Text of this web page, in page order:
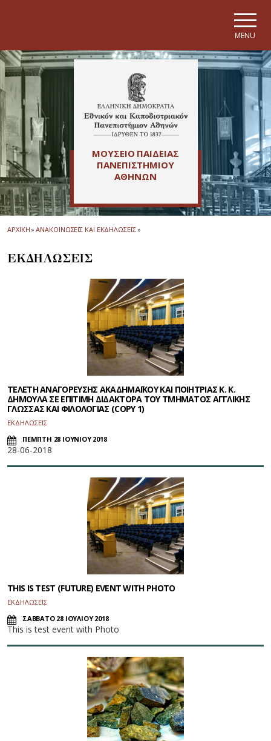
MENU
ΜΟΥΣΕΙΟ ΠΑΙΔΕΙΑΣ
ΠΑΝΕΠΙΣΤΗΜΙΟΥ
ΑΘΗΝΩΝ
ΑΡΧΙΚΗ» ΑΝΑΚΟΙΝΩΣΕΙΣ ΚΑΙ ΕΚΔΗΛΩΣΕΙΣ»
ΕΚΔΗΛΩΣΕΙΣ
ΤΕΛΕΤΗ ΑΝΑΓΟΡΕΥΣΗΣ ΑΚΑΔΗΜΑΪΚΟΥ ΚΑΙ ΠΟΙΗΤΡΙΑΣ Κ. Κ.
ΔΗΜΟΥΛΑ ΣΕ ΕΠΙΤΙΜΗ ΔΙΔΑΚΤΟΡΑ ΤΟΥ ΤΜΗΜΑΤΟΣ ΑΓΓΛΙΚΗΣ
ΓΛΩΣΣΑΣ ΚΑΙ ΦΙΛΟΛΟΓΙΑΣ (COPY 1)
ΕΚΔΗΛΩΣΕΙΣ
ΠΕΜΠΤΗ 28 ΙΟΥΝΙΟΥ 2018
28-06-2018
THIS IS TEST (FUTURE) EVENT WITH PHOTO
ΕΚΔΗΛΩΣΕΙΣ
ΣΑΒΒΑΤΟ 28 ΙΟΥΛΙΟΥ 2018
This is test event with Photo